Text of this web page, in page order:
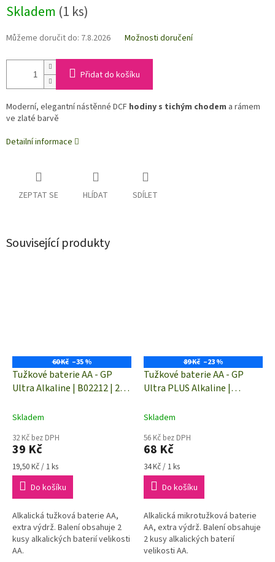
Skladem (1 ks)
Můžeme doručit do: 7.8.2026 Možnosti doručení
Přidat do košíku
Moderní, elegantní nástěnné DCF hodiny s tichým chodem a rámem
ve zlaté barvě
Detailní informace
ZEPTAT SE HLÍDAT SDÍLET
Související produkty
60 Kč –35 %
Tužkové baterie AA - GP
Ultra Alkaline | B02212 | 2
Skladem
32 Kč bez DPH
39 Kč
Měrná
cena:
19,50 Kč / 1 ks
Do košíku
Alkalická tužková baterie AA,
extra výdrž. Balení obsahuje 2
kusy alkalických baterií velikosti
AA.
89 Kč –23 %
Tužkové baterie AA - GP
Ultra PLUS Alkaline |
Skladem
56 Kč bez DPH
68 Kč
Měrná
cena:
34 Kč / 1 ks
Do košíku
Alkalická mikrotužková baterie
AA, extra výdrž. Balení obsahuje
2 kusy alkalických baterií
velikosti AA.